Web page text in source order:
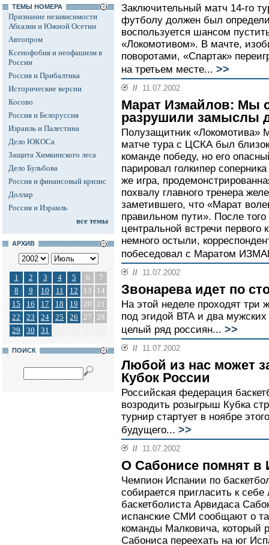
ТЕМЫ НОМЕРА
Признание независимости
Абхазии и Южной Осетии
Автопром
Ксенофобия и неофашизм в
России
Россия и Прибалтика
Исторические версии
Косово
Россия и Белоруссия
Израиль и Палестина
Дело ЮКОСа
Защита Химкинского леса
Дело Бульбова
Россия и финансовый кризис
Доллар
Россия и Израиль
все темы
АРХИВ
1 2 3 4 5 6
7
8
9 10 11 12 13
14
15
16 17 18 19 20 21
22
23 24 25 26 27 28
29
30 31
ПОИСК
Заключительный матч 14-го
футболу должен был
воспользуется шансом
«Локомотивом». В мачте,
поворотами, «Спартак»
на третьем месте... >>
// 11.07.2002
Марат Измайлов: Мы
разрушили замыслы
Полузащитник «Локомотива»
матче тура с ЦСКА был
команде победу, но его
парировал голкипер
же игра,
похвалу главного тренера
заметившего, что «Марат
правильном пути». После того
центральной встречи первого
немного остыли,
побеседовал с Маратом
// 11.07.2002
Звонарева идет по
На этой неделе проходят три
под эгидой ВТА и два
целый ряд россиян... >>
// 11.07.2002
Любой из нас может
Кубок России
Российская федерация
возродить розыгрыш Кубка
турнир стартует в ноябре
будущего... >>
// 11.07.2002
О Сабонисе помнят в
Чемпион Испании по
собирается пригласить к себе
баскетболиста Арвидаса
испанские СМИ сообщают о
команды Малковича, который
Сабониса переехать на юг